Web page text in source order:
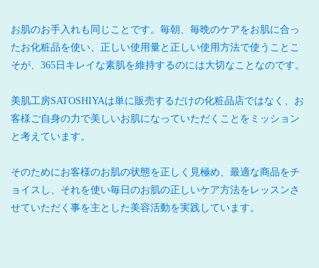
お肌のお手入れも同じことです。毎朝、毎晩のケアをお肌に合っ
たお化粧品を使い、正しい使用量と正しい使用方法で使うことこ
そが、365日キレイな素肌を維持するのには大切なことなのです。
美肌工房SATOSHIYAは単に販売するだけの化粧品店ではなく、お
客様ご自身の力で美しいお肌になっていただくことをミッション
と考えています。
そのためにお客様のお肌の状態を正しく見極め、最適な商品をチ
ョイスし、それを使い毎日のお肌の正しいケア方法をレッスンさ
せていただく事を主とした美容活動を実践しています。